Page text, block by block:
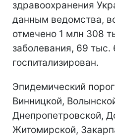
здравоохранения
данным ведомства,
отмечено 1 млн 308
заболевания, 69 тыс.
госпитализирован.
Эпидемический
Винницкой,
Днепропетровской,
Житомирской,